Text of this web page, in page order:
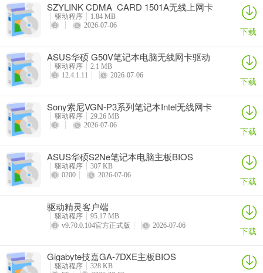
SZYLINK CDMA_CARD 1501A无线上网卡
驱动程序
1.84 MB
2026-07-06
下载
ASUS华硕 G50V笔记本电脑无线网卡驱动
驱动程序
2.1 MB
12.4.1.11
2026-07-06 下载
Sony索尼VGN-P3系列笔记本Intel无线网卡
驱动
驱动程序
29.26 MB
2026-07-06
下载
ASUS华硕S2Ne笔记本电脑主板BIOS
驱动程序
307 KB
0200
2026-07-06 下载
驱动精灵客户端
驱动程序
95.17 MB
v9.70.0.104官方正式版
2026-07-06 下载
Gigabyte技嘉GA-7DXE主板BIOS
驱动程序
328 KB